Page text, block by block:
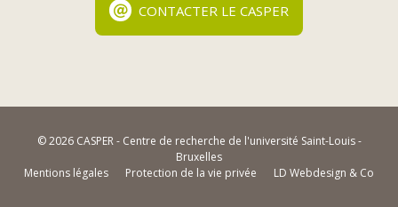
CONTACTER LE CASPER
© 2026 CASPER - Centre de recherche de l'université Saint-Louis -
Bruxelles
Mentions légales
Protection de la vie privée LD Webdesign & Co